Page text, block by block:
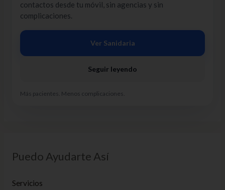
contactos desde tu móvil, sin agencias y sin
complicaciones.
Ver Sanidaria
Seguir leyendo
Más pacientes. Menos complicaciones.
Puedo Ayudarte Así
Servicios